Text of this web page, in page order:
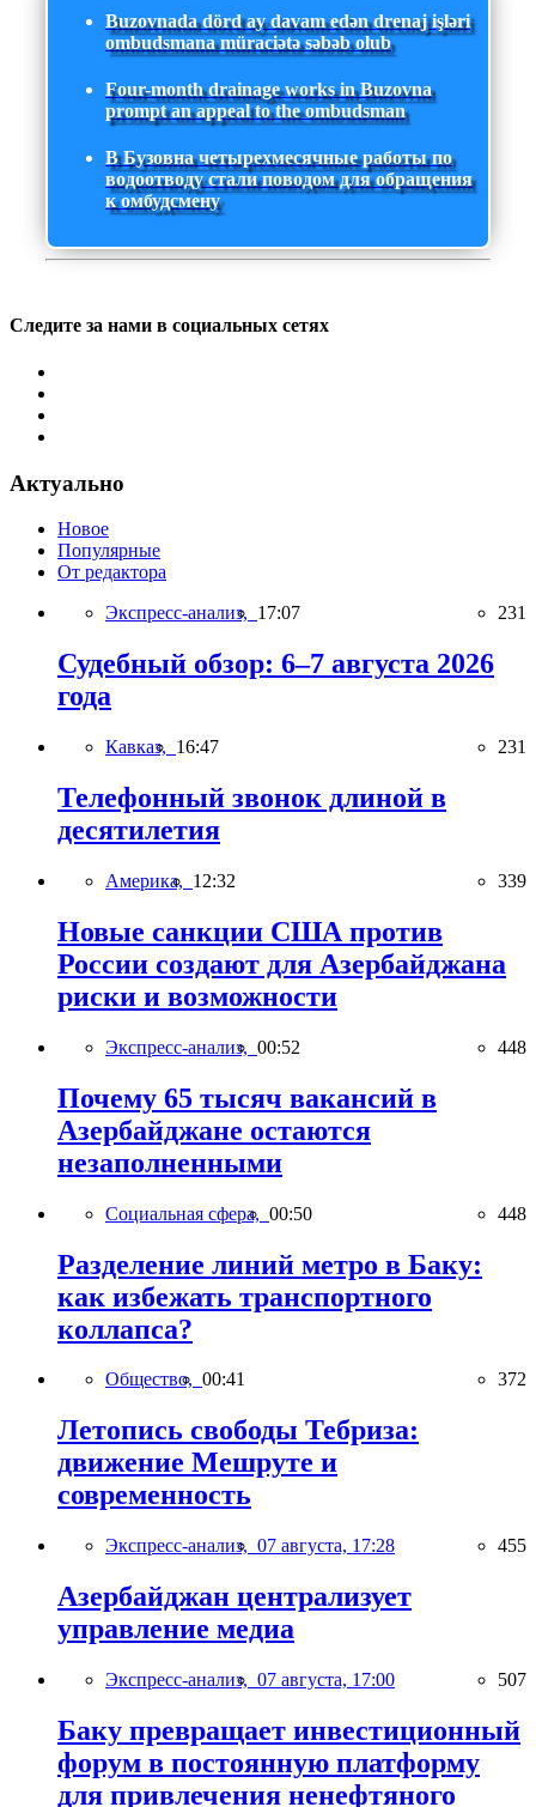
Buzovnada dörd ay davam edən drenaj işləri
ombudsmana müraciətə səbəb olub
Four-month drainage works in Buzovna
prompt an appeal to the ombudsman
В Бузовна четырехмесячные работы по
водоотводу стали поводом для обращения
к омбудсмену
Следите за нами в социальных сетях
Актуально
Новое
Популярные
От редактора
Экспресс-анализ, 17:07 231
Судебный обзор: 6–7 августа 2026
года
Кавказ, 16:47 231
Телефонный звонок длиной в
десятилетия
Америка, 12:32 339
Новые санкции США против
России создают для Азербайджана
риски и возможности
Экспресс-анализ, 00:52 448
Почему 65 тысяч вакансий в
Азербайджане остаются
незаполненными
Социальная сфера, 00:50 448
Разделение линий метро в Баку:
как избежать транспортного
коллапса?
Общество, 00:41 372
Летопись свободы Тебриза:
движение Мешруте и
современность
Экспресс-анализ, 07 августа, 17:28 455
Азербайджан централизует
управление медиа
Экспресс-анализ, 07 августа, 17:00 507
Баку превращает инвестиционный
форум в постоянную платформу
для привлечения ненефтяного